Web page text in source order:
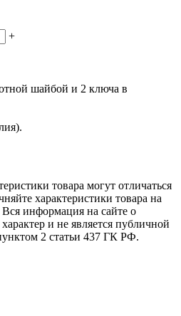
+
шайбой и 2 ключа в
товара могут отличаться
характеристики товара на
информация на сайте о
и не является публичной
2 статьи 437 ГК РФ.